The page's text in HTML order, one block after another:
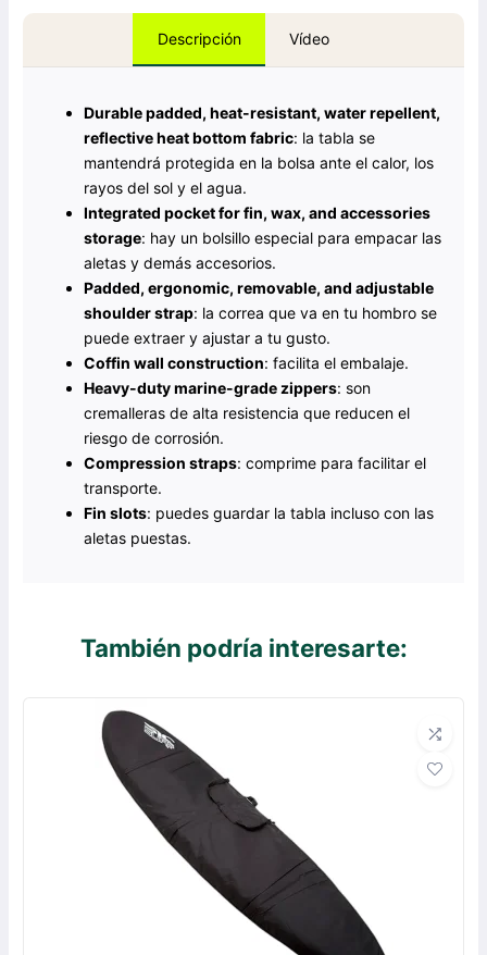
Descripción Vídeo
Durable padded, heat-resistant, water repellent,
reflective heat bottom fabric: la tabla se
mantendrá protegida en la bolsa ante el calor, los
rayos del sol y el agua.
Integrated pocket for fin, wax, and accessories
storage: hay un bolsillo especial para empacar las
aletas y demás accesorios.
Padded, ergonomic, removable, and adjustable
shoulder strap: la correa que va en tu hombro se
puede extraer y ajustar a tu gusto.
Coffin wall construction: facilita el embalaje.
Heavy-duty marine-grade zippers: son
cremalleras de alta resistencia que reducen el
riesgo de corrosión.
Compression straps: comprime para facilitar el
transporte.
Fin slots: puedes guardar la tabla incluso con las
aletas puestas.
También podría interesarte: